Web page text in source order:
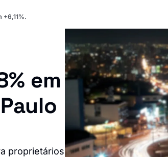
+6,11%.
em
proprietários